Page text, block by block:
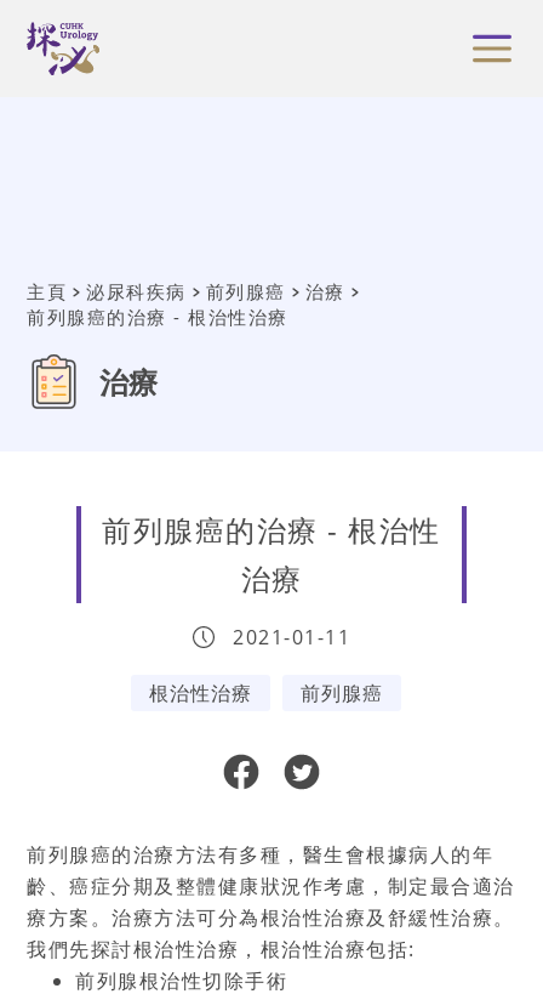
主頁 泌尿科疾病 前列腺癌
治療
前列腺癌的治療 - 根治性治療
治療
前列腺癌的治療 - 根治性
治療
2021-01-11
根治性治療 前列腺癌
前列腺癌的治療方法有多種，醫生會根據病人的年
齡、癌症分期及整體健康狀況作考慮，制定最合適治
療方案。治療方法可分為根治性治療及舒緩性治療。
我們先探討根治性治療，根治性治療包括:
前列腺根治性切除手術